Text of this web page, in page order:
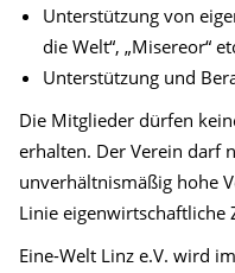
Unterstützung von
die Welt“, „Misereor“
Unterstützung und
Die Mitglieder dürfen
erhalten. Der Verein darf
unverhältnismäßig hohe
Linie eigenwirtschaftliche
Eine-Welt Linz e.V. wird